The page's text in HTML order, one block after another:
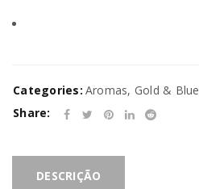
Categories: Aromas, Gold & Blue
Share:
DESCRIÇÃO